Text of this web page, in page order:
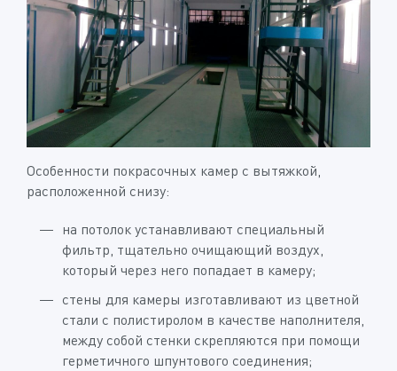
Особенности покрасочных камер с вытяжкой,
расположенной снизу:
на потолок устанавливают специальный
фильтр, тщательно очищающий воздух,
который через него попадает в камеру;
стены для камеры изготавливают из цветной
стали с полистиролом в качестве наполнителя,
между собой стенки скрепляются при помощи
герметичного шпунтового соединения;